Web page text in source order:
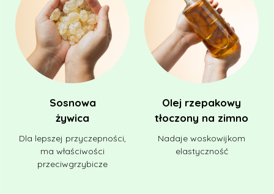
Sosnowa
żywica
Dla lepszej przyczepności,
ma właściwości
przeciwgrzybicze
Olej rzepakowy
tłoczony na zimno
Nadaje woskowijkom
elastyczność